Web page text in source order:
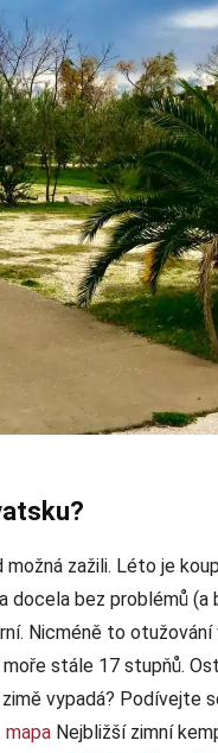
zažili. Léto je
bez problémů (a
Nicméně to otužování
stále 17 stupňů.
vypadá? Podívejte
mapa Nejbližší zimní